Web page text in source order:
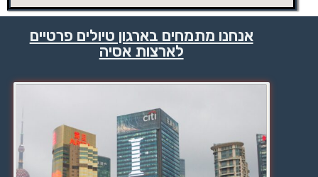
אנחנו מתמחים בארגון טיולים פרטיים
לארצות אסיה